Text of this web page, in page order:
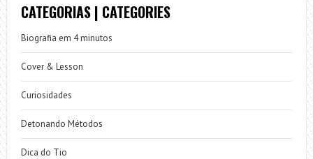
CATEGORIAS | CATEGORIES
Biografia em 4 minutos
Cover & Lesson
Curiosidades
Detonando Métodos
Dica do Tio